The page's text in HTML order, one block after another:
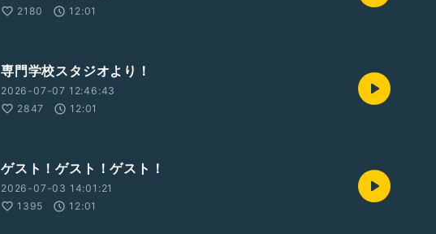
2180
12:01
専門学校スタジオより！
2026-07-07 12:46:43
2847
12:01
ゲスト！ゲスト！ゲスト！
2026-07-03 14:01:21
1395
12:01